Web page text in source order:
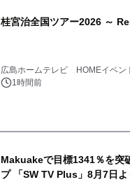
桂宮治全国ツアー2026 ～
広島ホームテレビ HOMEイベン
1時間前
Makuakeで目標1341％を突
プ 「SW TV Plus」8月7日